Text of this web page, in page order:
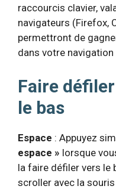
raccourcis clavier,
navigateurs (Firefox,
permettront de
dans votre navigation
Faire
le bas
Espace : Appuyez
espace » lorsque
la faire défiler vers le
scroller avec la souris